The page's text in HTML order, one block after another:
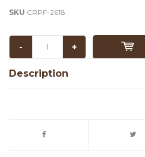
SKU CRPF-2618
- +
Description